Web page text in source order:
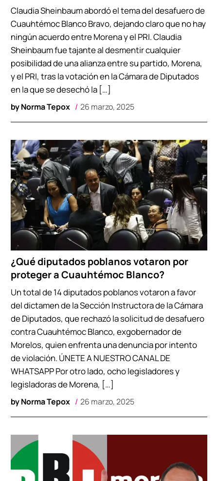
byNorma Tepox 26 marzo, 2025
Claudia Sheinbaum abordó el tema del desafuero de
Cuauhtémoc Blanco Bravo, dejando claro que no hay
ningún acuerdo entre Morena y el PRI. Claudia
Sheinbaum fue tajante al desmentir cualquier
posibilidad de una alianza entre su partido, Morena,
y el PRI, tras la votación en la Cámara de Diputados
en la que se desechó la […]
¿Qué diputados poblanos votaron por
proteger a Cuauhtémoc Blanco?
byNorma Tepox 26 marzo, 2025
Un total de 14 diputados poblanos votaron a favor
del dictamen de la Sección Instructora de la Cámara
de Diputados, que rechazó la solicitud de desafuero
contra Cuauhtémoc Blanco, exgobernador de
Morelos, quien enfrenta una denuncia por intento
de violación. ÚNETE A NUESTRO CANAL DE
WHATSAPP Por otro lado, ocho legisladores y
legisladoras de Morena, […]